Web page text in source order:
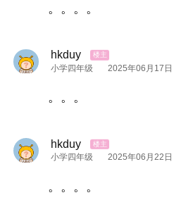
。。。。
hkduy
小学四年级 2025年06月17日
。。。
hkduy
小学四年级 2025年06月22日
。。。。